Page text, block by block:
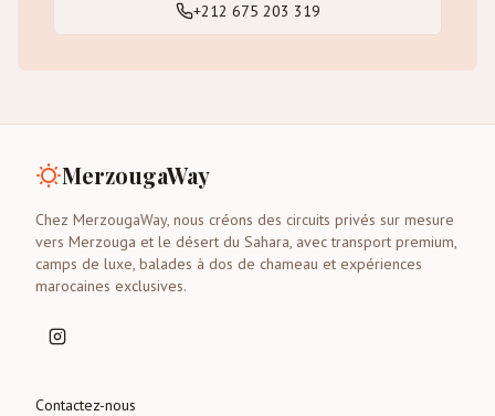
+212 675 203 319
MerzougaWay
Chez MerzougaWay, nous créons des circuits privés sur mesure
vers Merzouga et le désert du Sahara, avec transport premium,
camps de luxe, balades à dos de chameau et expériences
marocaines exclusives.
Contactez-nous